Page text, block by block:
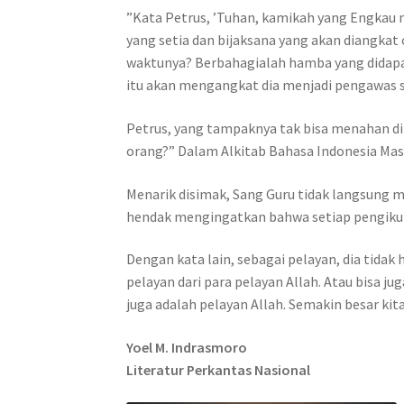
”Kata Petrus, ’Tuhan, kamikah yang
yang setia dan bijaksana yang akan
waktunya? Berbahagialah hamba yang
itu akan mengangkat dia menjadi pengawas
Petrus, yang tampaknya tak bisa menahan
orang?” Dalam Alkitab Bahasa Indonesia
Menarik disimak, Sang Guru tidak langsung
hendak mengingatkan bahwa setiap
Dengan kata lain, sebagai pelayan, dia
pelayan dari para pelayan Allah. Atau bisa
juga adalah pelayan Allah. Semakin besar
Yoel M. Indrasmoro
Literatur Perkantas Nasional